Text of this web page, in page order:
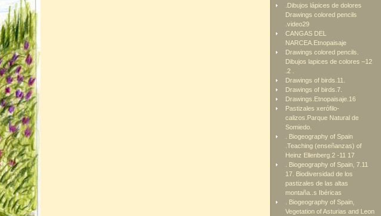
.Dibujos lápices de dolores
Drawings colored pencils
.video29
CANGAS DEL
NARCEA.Etnopaisaje
Drawings colored pencils.
Dibujos lapices de colores –12
.2 .
Drawings of birds.11.
Drawings of birds.7.
Drawings.Etnopaisaje.16
Pastizales xerófilo-
calizos.Parque Natural de
Somiedo.
. Biogeography of Spain
.Teaching (enseñanzas) of
Heinz Ellenberg.2 -11 17
. Biogeography of Spain, 7.11
17. Biodiversidad de los
pastizales de las altas
montaña..s Ibéricas
. Biogeography of Spain,
Vegetation of Asturias and Leon